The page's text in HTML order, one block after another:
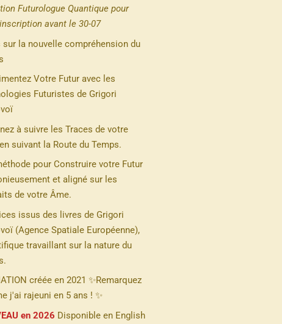
Futurologue Quantique pour
avant le 30-07
sur la nouvelle compréhension du
Votre Futur avec les
Futuristes de Grigori
à suivre les Traces de votre
suivant la Route du Temps.
pour Construire votre Futur
et aligné sur les
de votre Âme.
issus des livres de Grigori
(Agence Spatiale Européenne),
travaillant sur la nature du
créée en 2021 ✨Remarquez
j'ai rajeuni en 5 ans ! ✨
en 2026 Disponible en English